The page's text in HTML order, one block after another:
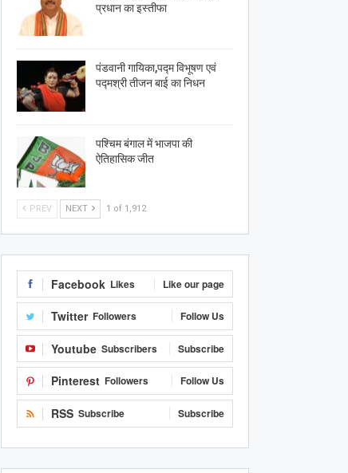
प्रधान का इस्तीफा
पंडवानी गायिका,पद्म विभूषण एवं
पद्मश्री तीजन बाई का निधन
पश्चिम बंगाल में भाजपा की
ऐतिहासिक जीत
PREV NEXT 1 of 1,912
Facebook Likes Like our page
Twitter Followers Follow Us
Youtube Subscribers Subscribe
Pinterest Followers Follow Us
RSS Subscribe Subscribe